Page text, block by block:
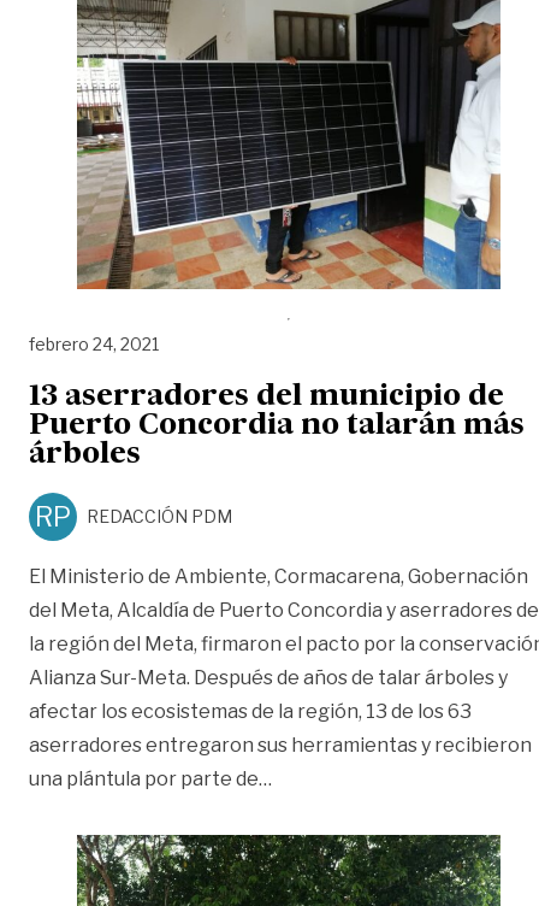
febrero 24, 2021
13 aserradores del municipio de
Puerto Concordia no talarán más
árboles
RP REDACCIÓN PDM
El Ministerio de Ambiente, Cormacarena, Gobernación
del Meta, Alcaldía de Puerto Concordia y aserradores de
la región del Meta, firmaron el pacto por la
Alianza Sur-Meta. Después de años de talar árboles y
afectar los ecosistemas de la región, 13 de los 63
aserradores entregaron sus herramientas y recibieron
una plántula por parte de…